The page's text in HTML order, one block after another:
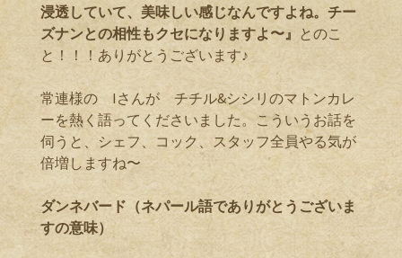
浸透していて、美味しい感じなんですよね。チー
ズナンとの相性もクセになりますよ〜』 とのこ
と！！！ありがとうございます♪
常連様の Iさんが チチル&シシリのマトンカレ
ーを熱く語ってくださいました。こういうお話を
伺うと、シェフ、コック、スタッフ全員やる気が
倍増しますね〜
ダンネバード（ネパール語でありがとうございま
すの意味）